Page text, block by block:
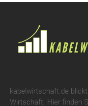
kabelwirtschaft.de
Wirtschaft. Hier finden